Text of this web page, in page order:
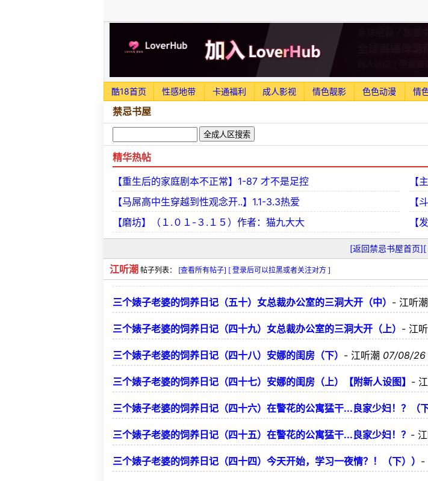
酷18首页 性感地带 卡通福利 成人影视 情色靓影 色色动漫 情
禁忌书屋
精华热帖
【重生后的家庭剧本不正常】1-87 才不是足控
【
【马屌高中生穿越到性观念开..】1.1-3.3热爱
【
【磨坊】（１.０１-３.１５）作者：猫九大大
【
[返回禁忌书屋首页][
江听潮 帖子列表： [查看所有帖子] [ 登录后可以拉黑或者关注对方 ]
三个婊子老婆的饲养日记（五十）女总裁办公室的三洞大开（中） - 江听潮
三个婊子老婆的饲养日记（四十九）女总裁办公室的三洞大开（上） - 江
三个婊子老婆的饲养日记（四十八）安娜的闺房（下） - 江听潮 07/08/26
三个婊子老婆的饲养日记（四十七）安娜的闺房（上）【附新人设图】 -
三个婊子老婆的饲养日记（四十六）在警花的公寓猛干...良家少妇！？（下
三个婊子老婆的饲养日记（四十五）在警花的公寓猛干...良家少妇！？ -
三个婊子老婆的饲养日记（四十四）今天开始，学习一夜情？！（下）） -